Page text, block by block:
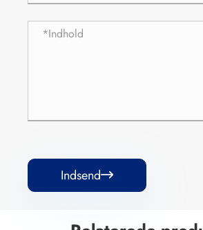
Indsend